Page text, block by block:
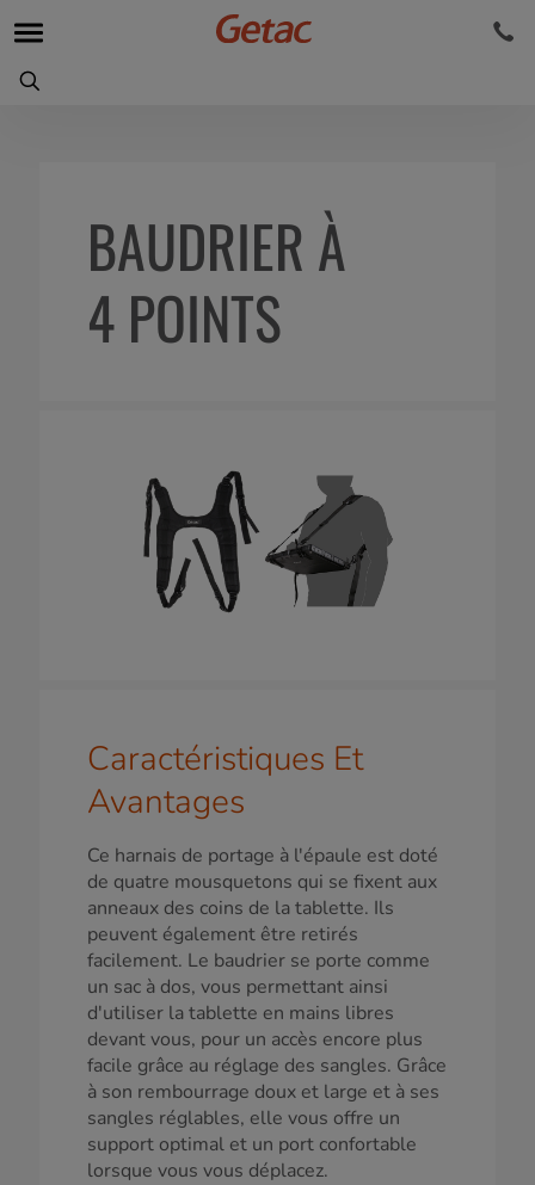
BAUDRIER À
4 POINTS
Caractéristiques Et
Avantages
Ce harnais de portage à l'épaule est doté
de quatre mousquetons qui se fixent aux
anneaux des coins de la tablette. Ils
peuvent également être retirés
facilement. Le baudrier se porte comme
un sac à dos, vous permettant ainsi
d'utiliser la tablette en mains libres
devant vous, pour un accès encore plus
facile grâce au réglage des sangles. Grâce
à son rembourrage doux et large et à ses
sangles réglables, elle vous offre un
support optimal et un port confortable
lorsque vous vous déplacez.